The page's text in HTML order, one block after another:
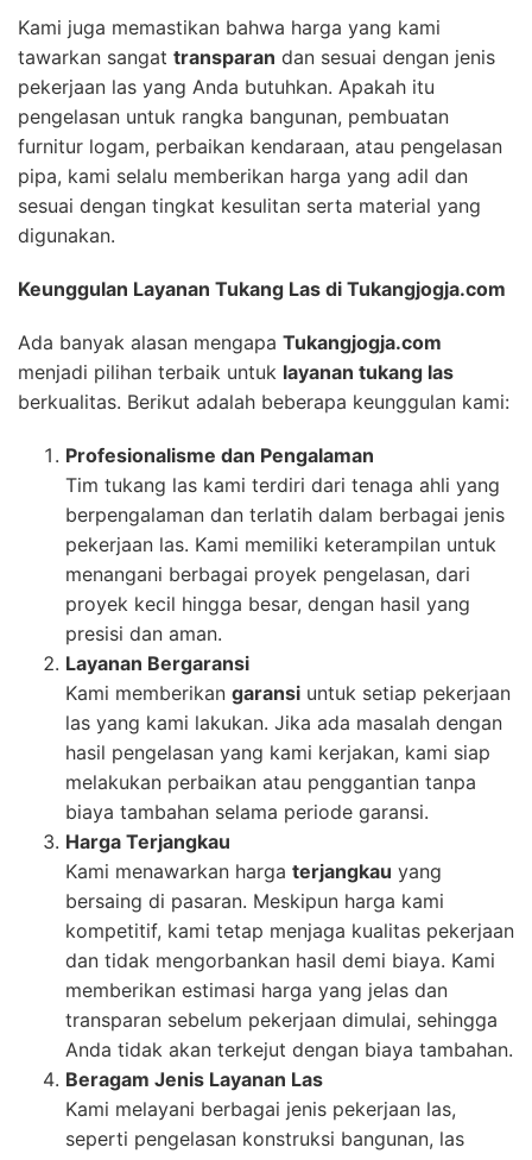
Kami juga memastikan bahwa harga yang kami
tawarkan sangat transparan dan sesuai dengan jenis
pekerjaan las yang Anda butuhkan. Apakah itu
pengelasan untuk rangka bangunan, pembuatan
furnitur logam, perbaikan kendaraan, atau pengelasan
pipa, kami selalu memberikan harga yang adil dan
sesuai dengan tingkat kesulitan serta material yang
digunakan.
Keunggulan Layanan Tukang Las di Tukangjogja.com
Ada banyak alasan mengapa Tukangjogja.com
menjadi pilihan terbaik untuk layanan tukang las
berkualitas. Berikut adalah beberapa keunggulan kami:
Profesionalisme dan Pengalaman
Tim tukang las kami terdiri dari tenaga ahli yang
berpengalaman dan terlatih dalam berbagai jenis
pekerjaan las. Kami memiliki keterampilan untuk
menangani berbagai proyek pengelasan, dari
proyek kecil hingga besar, dengan hasil yang
presisi dan aman.
Layanan Bergaransi
Kami memberikan garansi untuk setiap pekerjaan
las yang kami lakukan. Jika ada masalah dengan
hasil pengelasan yang kami kerjakan, kami siap
melakukan perbaikan atau penggantian tanpa
biaya tambahan selama periode garansi.
Harga Terjangkau
Kami menawarkan harga terjangkau yang
bersaing di pasaran. Meskipun harga kami
kompetitif, kami tetap menjaga kualitas pekerjaan
dan tidak mengorbankan hasil demi biaya. Kami
memberikan estimasi harga yang jelas dan
transparan sebelum pekerjaan dimulai, sehingga
Anda tidak akan terkejut dengan biaya tambahan.
Beragam Jenis Layanan Las
Kami melayani berbagai jenis pekerjaan las,
seperti pengelasan konstruksi bangunan, las